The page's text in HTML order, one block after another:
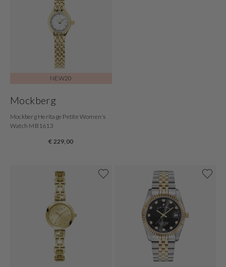
NEW20
Mockberg
Mockberg Heritage Petite Women's
Watch MB1613
€ 229,00